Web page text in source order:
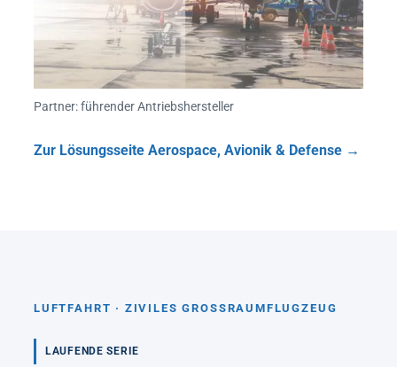
Partner: führender Antriebshersteller
Zur Lösungsseite Aerospace, Avionik & Defense
LUFTFAHRT · ZIVILES GROSSRAUMFLUGZEUG
LAUFENDE SERIE